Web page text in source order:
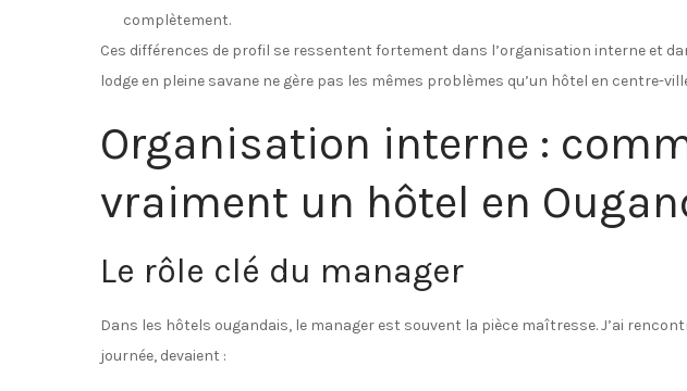
complètement.
Ces différences de profil se ressentent fortement dans l’organisation interne et
lodge en pleine savane ne gère pas les mêmes problèmes qu’un hôtel en centre-
Organisation interne :
vraiment un hôtel en
Le rôle clé du manager
Dans les hôtels ougandais, le manager est souvent la pièce maîtresse. J’ai
journée, devaient :